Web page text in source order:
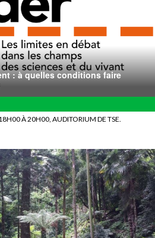
: à quelles conditions faire
À 20H00, AUDITORIUM DE TSE.